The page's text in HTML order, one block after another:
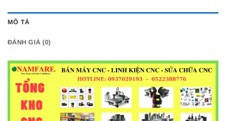
MÔ TẢ
ĐÁNH GIÁ (0)